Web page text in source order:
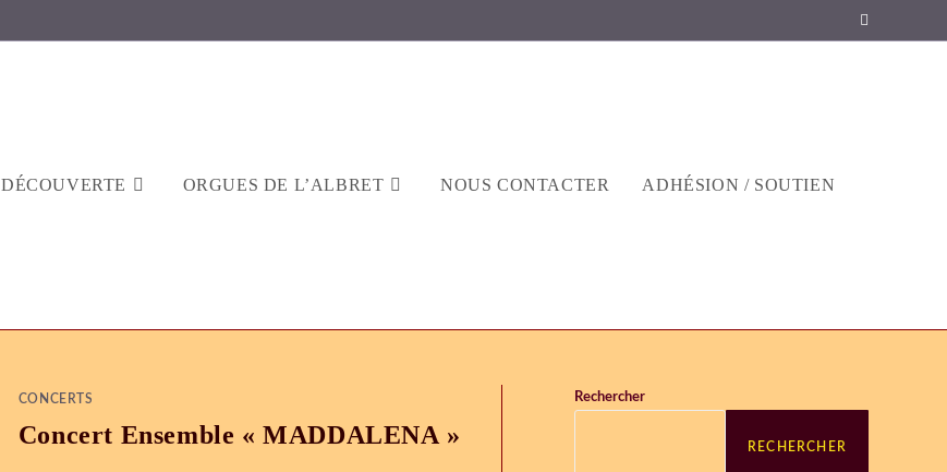
DÉCOUVERTE ORGUES DE L’ALBRET NOUS CONTACTER ADHÉSION / SOUTIEN
CONCERTS
Concert Ensemble « MADDALENA »
Rechercher
RECHERCHER